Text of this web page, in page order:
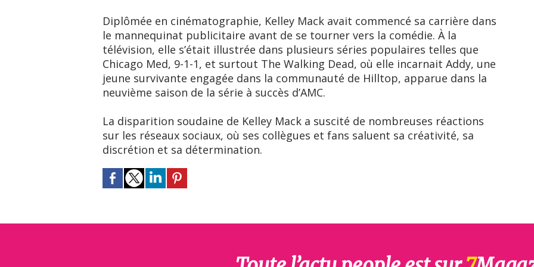
Diplômée en cinématographie, Kelley Mack avait commencé sa carrière dans
le mannequinat publicitaire avant de se tourner vers la comédie. À la
télévision, elle s’était illustrée dans plusieurs séries populaires telles que
Chicago Med, 9-1-1, et surtout The Walking Dead, où elle incarnait Addy, une
jeune survivante engagée dans la communauté de Hilltop, apparue dans la
neuvième saison de la série à succès d’AMC.
La disparition soudaine de Kelley Mack a suscité de nombreuses réactions
sur les réseaux sociaux, où ses collègues et fans saluent sa créativité, sa
discrétion et sa détermination.